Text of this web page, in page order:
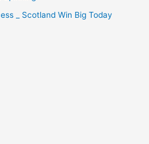
_ Scotland Win Big Today